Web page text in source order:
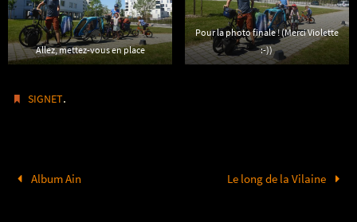
Allez, mettez-vous en place
Pour la photo finale ! (Merci Violette
:-))
SIGNET.
Album Ain Le long de la Vilaine